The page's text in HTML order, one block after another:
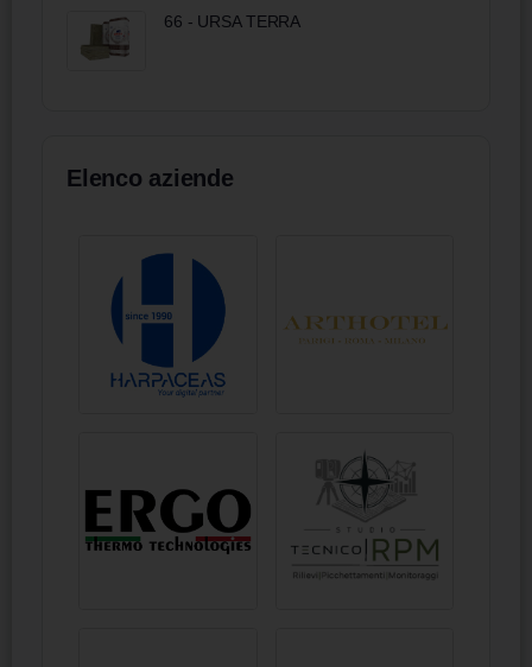
66 - URSA TERRA
Elenco aziende